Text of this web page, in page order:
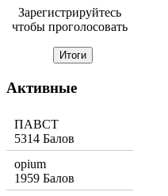
Зарегистрируйтесь
чтобы проголосовать
Активные
ПАВСТ
5314 Балов
opium
1959 Балов